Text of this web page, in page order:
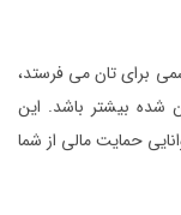
برای تان می فرستد،
شده بیشتر باشد. این
حمایت مالی از شما